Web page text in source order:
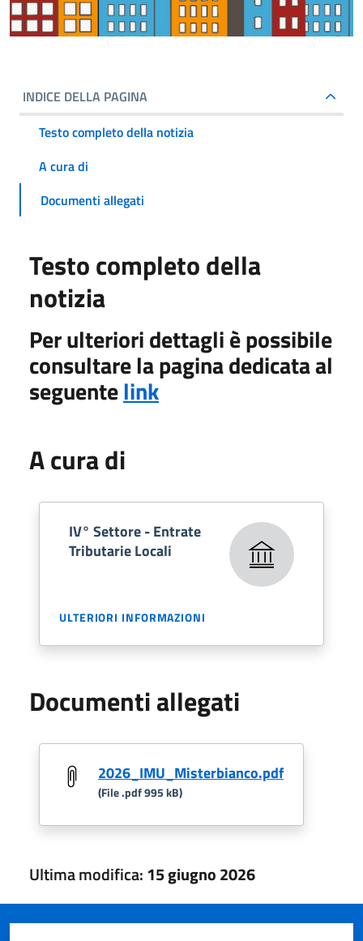
INDICE DELLA PAGINA
Testo completo della notizia
A cura di
Documenti allegati
Testo completo della
notizia
Per ulteriori dettagli è possibile
consultare la pagina dedicata al
seguentelink
A cura di
IV° Settore - Entrate
Tributarie Locali
ULTERIORI INFORMAZIONI
Documenti allegati
2026_IMU_Misterbianco.pdf
(File .pdf 995 kB)
Ultima modifica:15 giugno 2026